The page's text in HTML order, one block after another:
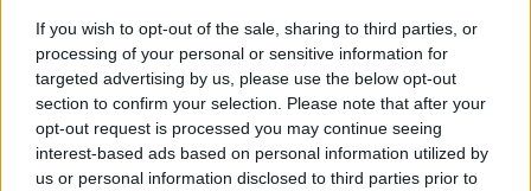
If you wish to opt-out of the sale, sharing to third parties, or
processing of your personal or sensitive information for
targeted advertising by us, please use the below opt-out
section to confirm your selection. Please note that after your
opt-out request is processed you may continue seeing
interest-based ads based on personal information utilized by
us or personal information disclosed to third parties prior to
Kiemelt szerepet játszott tervezésében az épület
áttekinthetősége és tűzbiztossága. A dokumentumok
egyszerű kezelhetősége érdekében a
raktárhelyiségeket 2,40 m belmagassággal tervezte,
ami által elkerülhetővé vált a létra használata, s egy
esetleges tűz is csak kisebb kárt tudott volna okozni.